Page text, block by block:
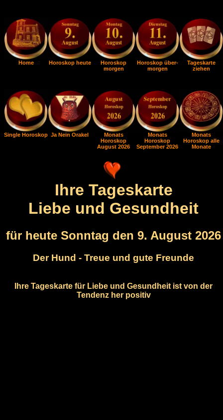
Home Horoskop heute
Horoskop
morgen
Horoskop über-
morgen
Tageskarte
ziehen
Single Horoskop Ja Nein Orakel
Monats
Horoskop
August 2026
Monats
Horoskop
September 2026
Monats
Horoskop alle
Monate
Ihre Tageskarte
Liebe und Gesundheit
für heute Sonntag den 9. August 2026
Der Hund - Treue und gute Freunde
Ihre Tageskarte für Liebe und Gesundheit ist von der
Tendenz her positiv